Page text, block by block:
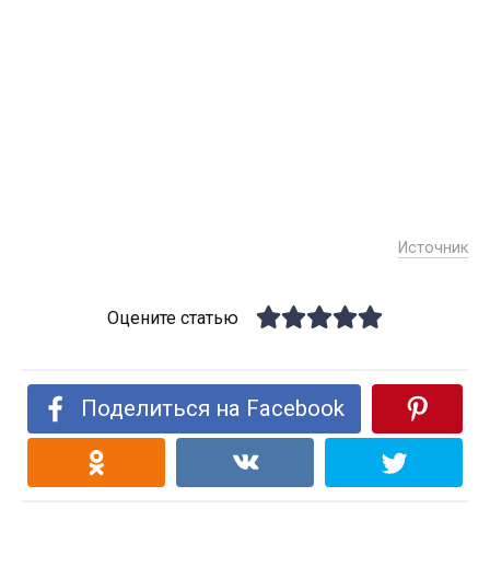
Источник
Оцените статью
Поделиться на Facebook